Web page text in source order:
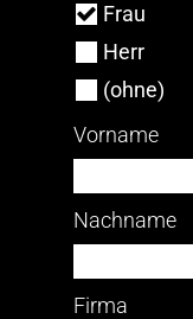
Frau
Herr
(ohne)
Vorname
Nachname
Firma